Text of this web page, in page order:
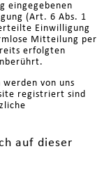
eingegebenen
(Art. 6 Abs. 1
Einwilligung
Mitteilung per
erfolgten
von uns
registriert sind
auf dieser